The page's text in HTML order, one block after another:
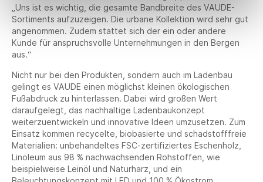
„Uns ist es wichtig, die gesamte Bandbreite des VAUDE-
Sortiments aufzuzeigen. Die urbane Kollektion wird sehr gut
angenommen. Zudem stattet sich der ein oder andere
Kunde für anspruchsvolle Unternehmungen in den Bergen
aus.“
Nicht nur bei den Produkten, sondern auch im Ladenbau
gelingt es VAUDE einen möglichst kleinen ökologischen
Fußabdruck zu hinterlassen. Dabei wird großen Wert
daraufgelegt, das nachhaltige Ladenbaukonzept
weiterzuentwickeln und innovative Ideen umzusetzen. Zum
Einsatz kommen recycelte, biobasierte und schadstofffreie
Materialien: unbehandeltes FSC-zertifiziertes Eschenholz,
Linoleum aus 98 % nachwachsenden Rohstoffen, wie
beispielweise Leinöl und Naturharz, und ein